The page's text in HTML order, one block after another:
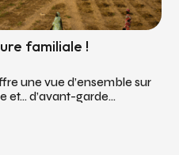
familiale !
une vue d’ensemble sur
et… d’avant-garde...